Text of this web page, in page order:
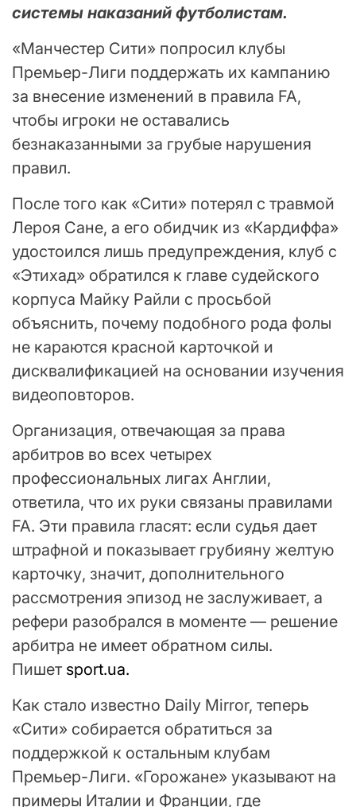
системы наказаний футболистам.
«Манчестер Сити» попросил клубы
Премьер-Лиги поддержать их кампанию
за внесение изменений в правила FA,
чтобы игроки не оставались
безнаказанными за грубые нарушения
правил.
После того как «Сити» потерял с травмой
Лероя Сане, а его обидчик из «Кардиффа»
удостоился лишь предупреждения, клуб с
«Этихад» обратился к главе судейского
корпуса Майку Райли с просьбой
объяснить, почему подобного рода фолы
не караются красной карточкой и
дисквалификацией на основании изучения
видеоповторов.
Организация, отвечающая за права
арбитров во всех четырех
профессиональных лигах Англии,
ответила, что их руки связаны правилами
FA. Эти правила гласят: если судья дает
штрафной и показывает грубияну желтую
карточку, значит, дополнительного
рассмотрения эпизод не заслуживает, а
рефери разобрался в моменте — решение
арбитра не имеет обратном силы.
Пишет sport.ua.
Как стало известно Daily Mirror, теперь
«Сити» собирается обратиться за
поддержкой к остальным клубам
Премьер-Лиги. «Горожане» указывают на
примеры Италии и Франции, где